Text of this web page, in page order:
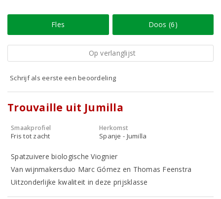
Fles Doos (6)
Op verlanglijst
Schrijf als eerste een beoordeling
Trouvaille uit Jumilla
Smaakprofiel
Fris tot zacht
Herkomst
Spanje - Jumilla
Spatzuivere biologische Viognier
Van wijnmakersduo Marc Gómez en Thomas Feenstra
Uitzonderlijke kwaliteit in deze prijsklasse